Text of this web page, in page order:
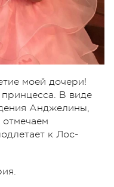
моей дочери!
В виде
Анджелины,
к Лос-